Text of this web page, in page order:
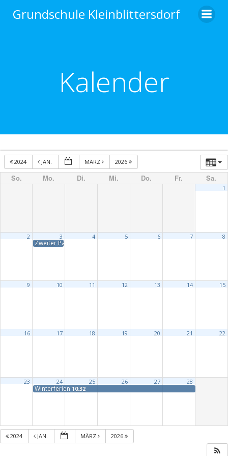
Inhalt
Grundschule Kleinblittersdorf
Kalender
2024 JAN. MÄRZ 2026
So. Mo. Di. Mi. Do. Fr. Sa.
1
2 3
Zweiter Pädagogischer Tag – unterrichtsfrei (Betreuung
4 5 6 7 8
9 10 11 12 13 14 15
16 17 18 19 20 21 22
23 24
Winterferien 10:32
25 26 27 28
2024 JAN. MÄRZ 2026